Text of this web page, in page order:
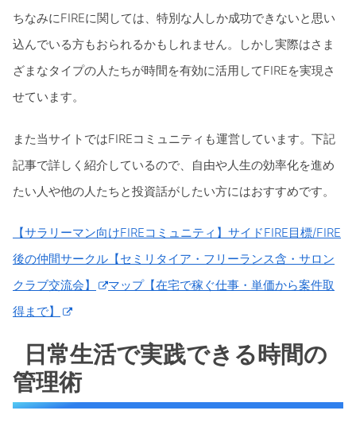
ちなみにFIREに関しては、特別な人しか成功できないと思い
込んでいる方もおられるかもしれません。しかし実際はさま
ざまなタイプの人たちが時間を有効に活用してFIREを実現さ
せています。
また当サイトではFIREコミュニティも運営しています。下記
記事で詳しく紹介しているので、自由や人生の効率化を進め
たい人や他の人たちと投資話がしたい方にはおすすめです。
【サラリーマン向けFIREコミュニティ】サイドFIRE目標/FIRE
後の仲間サークル【セミリタイア・フリーランス含・サロン
クラブ交流会】
マップ【在宅で稼ぐ仕事・単価から案件取
得まで】
日常生活で実践できる時間の
管理術